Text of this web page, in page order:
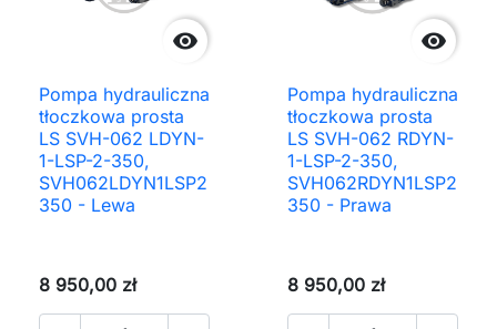

Pompa hydrauliczna
tłoczkowa prosta
LS SVH-062 LDYN-
1-LSP-2-350,
SVH062LDYN1LSP2
350 - Lewa
8 950,00 zł

Pompa hydrauliczna
tłoczkowa prosta
LS SVH-062 RDYN-
1-LSP-2-350,
SVH062RDYN1LSP2
350 - Prawa
8 950,00 zł